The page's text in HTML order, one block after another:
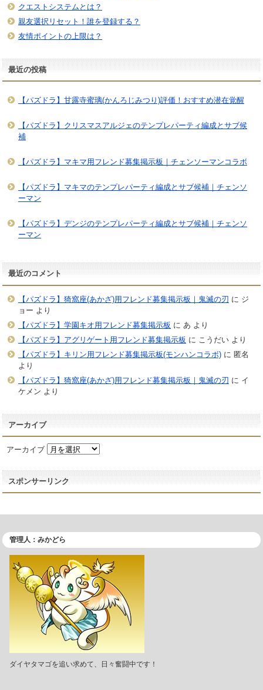
クエストシステムとは？
親友選択リセット！誰を登録する？
友情ポイントの上限は？
最近の投稿
【パズドラ】甘露寺蜜璃(かんろじみつり)評価！おすすめ潜在覚醒
【パズドラ】クリスマスアルジェのテンプレパーティ編成とサブ候
補
【パズドラ】マキマ用フレンド募集掲示板｜チェンソーマンコラボ
【パズドラ】マキマのテンプレパーティ編成とサブ候補｜チェンソ
ーマン
【パズドラ】デンジのテンプレパーティ編成とサブ候補｜チェンソ
ーマン
最近のコメント
【パズドラ】猗窩座(あかざ)用フレンド募集掲示板｜鬼滅の刃 に ジ
ョー より
【パズドラ】学園キオ用フレンド募集掲示板 に あ より
【パズドラ】アグリゲート用フレンド募集掲示板 に こうだいより
【パズドラ】キリン用フレンド募集掲示板(モンハンコラボ)に 匿名
より
【パズドラ】猗窩座(あかざ)用フレンド募集掲示板｜鬼滅の刃 に イ
ケメン より
アーカイブ
アーカイブ
スポンサーリンク
管理人：みかどら
ダイヤタマゴを追い求めて、日々奮闘中です！